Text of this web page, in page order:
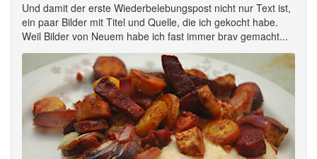
Und damit der erste Wiederbelebungspost nicht nur Text ist,
ein paar Bilder mit Titel und Quelle, die ich gekocht habe.
Weil Bilder von Neuem habe ich fast immer brav gemacht...